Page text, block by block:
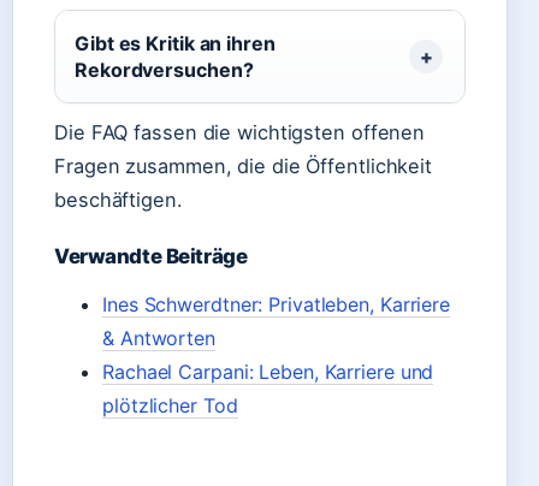
Gibt es Kritik an ihren
Rekordversuchen?
Die FAQ fassen die wichtigsten offenen
Fragen zusammen, die die Öffentlichkeit
beschäftigen.
Verwandte Beiträge
Ines Schwerdtner: Privatleben, Karriere
& Antworten
Rachael Carpani: Leben, Karriere und
plötzlicher Tod